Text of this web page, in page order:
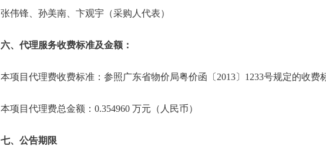
张伟锋、孙美南、卞观宇（采购人代表）
六、代理服务收费标准及金额：
本项目代理费收费标准：参照广东省物价局粤价函〔2013〕1233号规定的收费
本项目代理费总金额：0.354960 万元（人民币）
七、公告期限